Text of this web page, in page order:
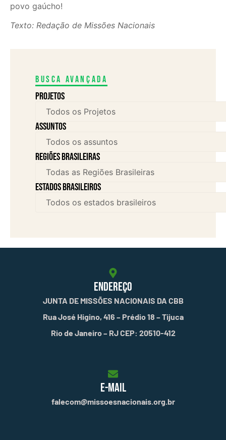
povo gaúcho!
Texto: Redação de Missões Nacionais
Busca avançada
Projetos
assuntos
Regiões brasileiras
Estados brasileiros
ENDEREÇO
JUNTA DE MISSÕES NACIONAIS DA CBB
Rua José Higino, 416 – Prédio 18 – Tijuca
Rio de Janeiro – RJ CEP: 20510-412
E-MAIL
falecom@missoesnacionais.org.br